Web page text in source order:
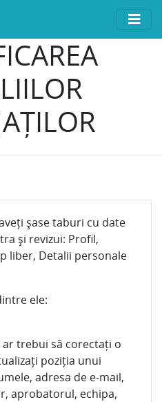
șase taburi cu date
și revizui: Profil,
liber, Detalii personale
ele:
trebui să corectați o
poziția unui
adresa de e-mail,
aprobatorul, echipa,